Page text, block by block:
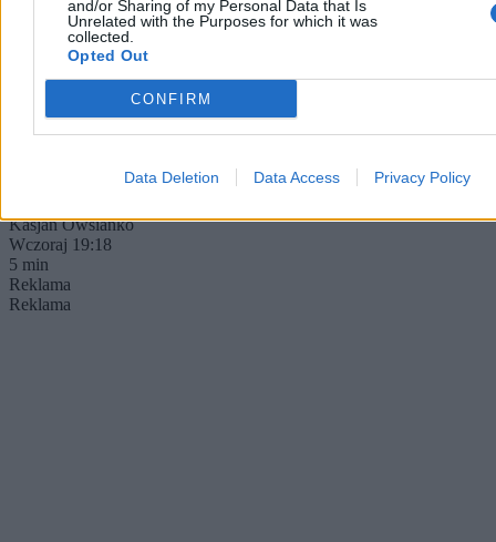
and/or Sharing of my Personal Data that Is
Unrelated with the Purposes for which it was
collected.
Opted Out
CONFIRM
Data Deletion Data Access Privacy Policy
armatniego”
Na rok i dwa miesiące przed wyborami parlamentarnymi
stowarzyszenie Rozwój Plus ma ok. 6 proc. poparcia. Jak
zapowiada Mateusz Morawiecki, to dopiero początek. – Jest
zainteresowanie – słyszymy wśród jego stronników. Pozostaje
jednak wiele niewiadomych.
Kasjan Owsianko
Wczoraj 19:18
5 min
Reklama
Reklama